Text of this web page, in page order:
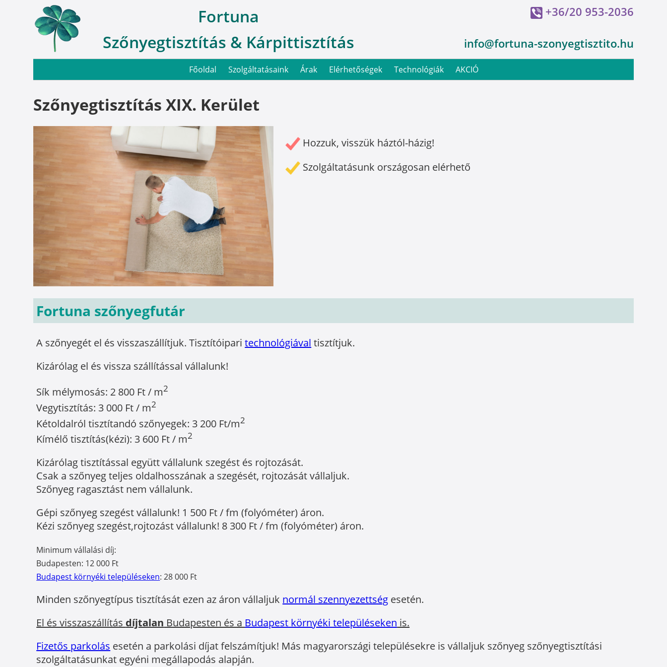
Fortuna
Szőnyegtisztítás & Kárpittisztítás
+36/20 953-2036
info@fortuna-szonyegtisztito.hu
Főoldal Szolgáltatásaink Árak Elérhetőségek Technológiák AKCIÓ
Szőnyegtisztítás XIX. Kerület
Hozzuk, visszük háztól-házig!
Szolgáltatásunk országosan elérhető
Fortuna szőnyegfutár
A szőnyegét el és visszaszállítjuk. Tisztítóiparitechnológiával tisztítjuk.
Kizárólag el és vissza szállítással vállalunk!
Sík mélymosás: 2 800 Ft / m2
Vegytisztítás: 3 000 Ft / m2
Kétoldalról tisztítandó szőnyegek: 3 200 Ft/m2
Kímélő tisztítás(kézi): 3 600 Ft / m2
Kizárólag tisztítással együtt vállalunk szegést és rojtozását.
Csak a szőnyeg teljes oldalhosszának a szegését, rojtozását vállaljuk.
Szőnyeg ragasztást nem vállalunk.
Gépi szőnyeg szegést vállalunk! 1 500 Ft / fm (folyóméter) áron.
Kézi szőnyeg szegést,rojtozást vállalunk! 8 300 Ft / fm (folyóméter) áron.
Minimum vállalási díj:
Budapesten: 12 000 Ft
Budapest környéki településeken: 28 000 Ft
Minden szőnyegtípus tisztítását ezen az áron vállaljuk normál szennyezettség esetén.
El és visszaszállítás díjtalan Budapesten és a Budapest környéki településeken is.
Fizetős parkolás esetén a parkolási díjat felszámítjuk! Más magyarországi településekre is vállaljuk szőnyeg szőnyegtisztítási
szolgáltatásunkat egyéni megállapodás alapján.